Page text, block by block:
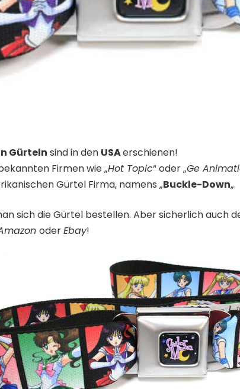
Gürteln sind in den USAerschienen!
Firmen wie „Hot Topic“ oder „Ge
Gürtel Firma, namens „Buckle-Down„.
sich die Gürtel bestellen. Aber sicherlich auch
oderEbay!